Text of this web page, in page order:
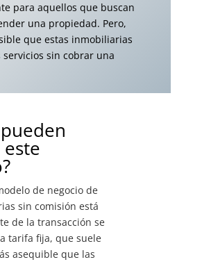
para aquellos que buscan
una propiedad. Pero,
que estas inmobiliarias
servicios sin cobrar una
de negocio de
sin comisión está
de la transacción se
tarifa fija, que suele
asequible que las